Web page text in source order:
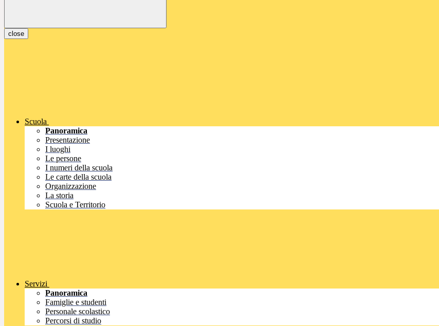
close
Scuola
Panoramica
Presentazione
I luoghi
Le persone
I numeri della scuola
Le carte della scuola
Organizzazione
La storia
Scuola e Territorio
Servizi
Panoramica
Famiglie e studenti
Personale scolastico
Percorsi di studio